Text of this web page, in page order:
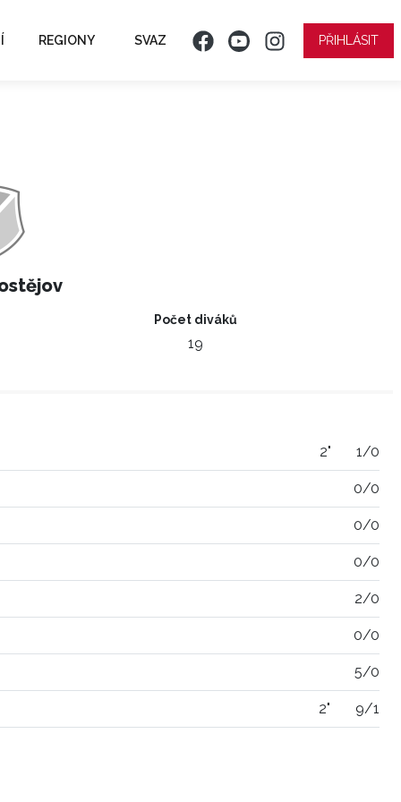
REGIONY SVAZ PŘIHLÁSIT
Počet diváků
19
2" 1/0
0/0
0/0
0/0
2/0
0/0
5/0
2" 9/1